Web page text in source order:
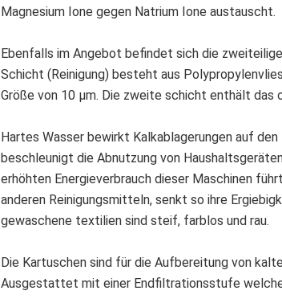
Magnesium Ione gegen Natrium Ione austauscht.
Ebenfalls im Angebot befindet sich die
Schicht (Reinigung) besteht aus
Größe von 10 µm. Die zweite schicht enthält das
Hartes Wasser bewirkt Kalkablagerungen auf
beschleunigt die Abnutzung von
erhöhten Energieverbrauch dieser Maschinen
anderen Reinigungsmitteln, senkt so ihre
gewaschene textilien sind steif, farblos und rau.
Die Kartuschen sind für die Aufbereitung von
Ausgestattet mit einer Endfiltrationsstufe